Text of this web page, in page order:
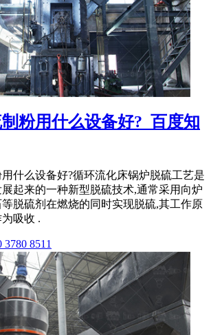
粉用什么设备好?_百度知
什么设备好?循环流化床锅炉脱硫工艺是
起来的一种新型脱硫技术,通常采用向炉
脱硫剂在燃烧的同时实现脱硫,其工作原
吸收 .
8511